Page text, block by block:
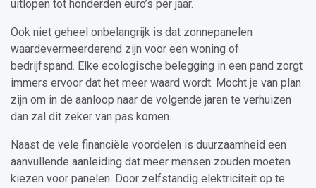
uitlopen tot honderden euro’s per jaar.
Ook niet geheel onbelangrijk is dat zonnepanelen
waardevermeerderend zijn voor een woning of
bedrijfspand. Elke ecologische belegging in een pand zorgt
immers ervoor dat het meer waard wordt. Mocht je van plan
zijn om in de aanloop naar de volgende jaren te verhuizen
dan zal dit zeker van pas komen.
Naast de vele financiële voordelen is duurzaamheid een
aanvullende aanleiding dat meer mensen zouden moeten
kiezen voor panelen. Door zelfstandig elektriciteit op te